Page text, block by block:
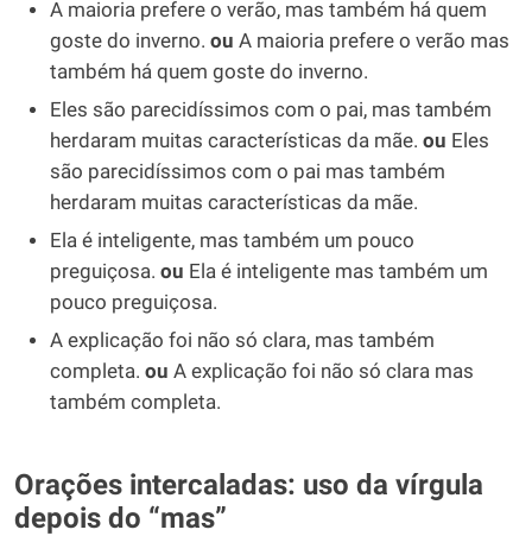
A maioria prefere o verão, mas também há quem
goste do inverno. ou A maioria prefere o verão mas
também há quem goste do inverno.
Eles são parecidíssimos com o pai, mas também
herdaram muitas características da mãe. ou Eles
são parecidíssimos com o pai mas também
herdaram muitas características da mãe.
Ela é inteligente, mas também um pouco
preguiçosa. ou Ela é inteligente mas também um
pouco preguiçosa.
A explicação foi não só clara, mas também
completa. ou A explicação foi não só clara mas
também completa.
Orações intercaladas: uso da vírgula
depois do “mas”